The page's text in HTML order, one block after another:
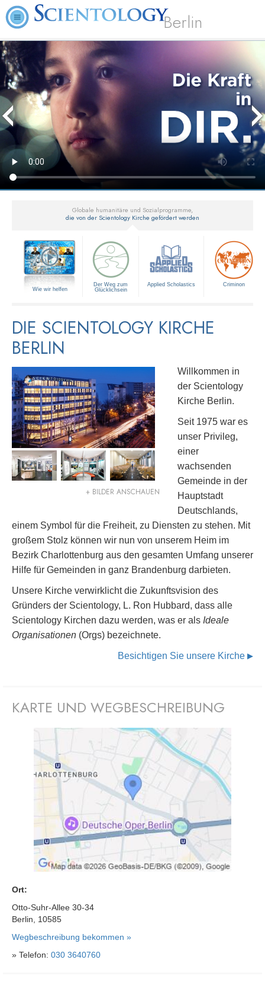
Berlin
Globale humanitäre und Sozialprogramme,
die von der Scientology Kirche gefördert werden
Wie wir helfen
Der Weg zum
Glücklichsein
Applied Scholastics Criminon
DIE SCIENTOLOGY KIRCHE
BERLIN
+ BILDER ANSCHAUEN
Willkommen in
der Scientology
Kirche Berlin.
Seit 1975 war es
unser Privileg,
einer
wachsenden
Gemeinde in der
Hauptstadt
Deutschlands,
einem Symbol für die Freiheit, zu Diensten zu stehen. Mit
großem Stolz können wir nun von unserem Heim im
Bezirk Charlottenburg aus den gesamten Umfang unserer
Hilfe für Gemeinden in ganz Brandenburg darbieten.
Unsere Kirche verwirklicht die Zukunftsvision des
Gründers der Scientology, L. Ron Hubbard, dass alle
Scientology Kirchen dazu werden, was er als Ideale
Organisationen (Orgs) bezeichnete.
Besichtigen Sie unsere Kirche ▶
KARTE UND WEGBESCHREIBUNG
Ort:
Otto-Suhr-Allee 30-34
Berlin, 10585
Wegbeschreibung bekommen »
» Telefon: 030 3640760